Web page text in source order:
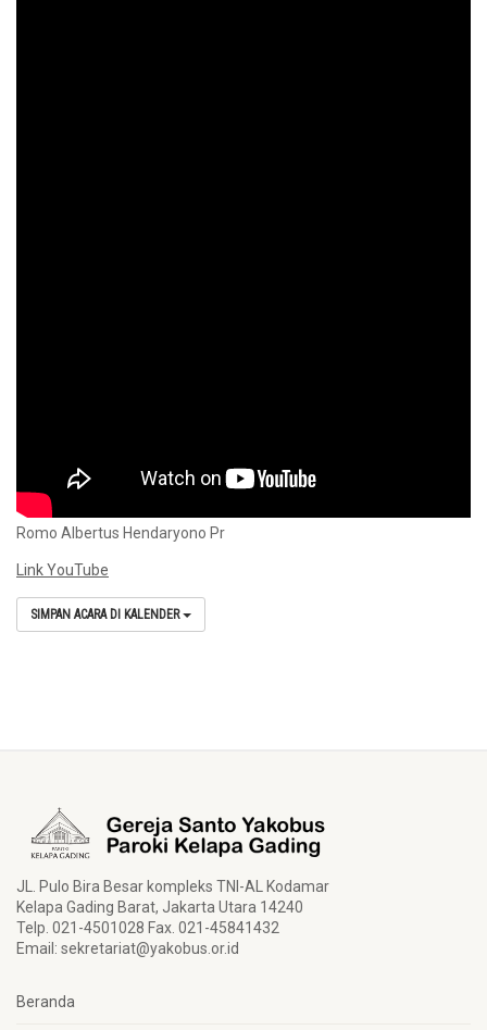
Romo Albertus Hendaryono Pr
Link YouTube
SIMPAN ACARA DI KALENDER
JL. Pulo Bira Besar kompleks TNI-AL Kodamar
Kelapa Gading Barat, Jakarta Utara 14240
Telp. 021-4501028 Fax. 021-45841432
Email: sekretariat@yakobus.or.id
Beranda